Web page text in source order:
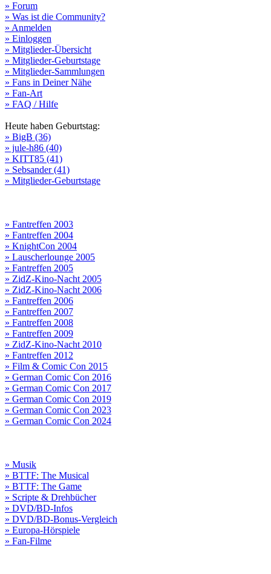
» Forum
» Was ist die Community?
» Anmelden
» Einloggen
» Mitglieder-Übersicht
» Mitglieder-Geburtstage
» Mitglieder-Sammlungen
» Fans in Deiner Nähe
» Fan-Art
» FAQ / Hilfe
Heute haben Geburtstag:
» BigB (36)
» jule-h86 (40)
» KITT85 (41)
» Sebsander (41)
» Mitglieder-Geburtstage
» Fantreffen 2003
» Fantreffen 2004
» KnightCon 2004
» Lauscherlounge 2005
» Fantreffen 2005
» ZidZ-Kino-Nacht 2005
» ZidZ-Kino-Nacht 2006
» Fantreffen 2006
» Fantreffen 2007
» Fantreffen 2008
» Fantreffen 2009
» ZidZ-Kino-Nacht 2010
» Fantreffen 2012
» Film & Comic Con 2015
» German Comic Con 2016
» German Comic Con 2017
» German Comic Con 2019
» German Comic Con 2023
» German Comic Con 2024
» Musik
» BTTF: The Musical
» BTTF: The Game
» Scripte & Drehbücher
» DVD/BD-Infos
» DVD/BD-Bonus-Vergleich
» Europa-Hörspiele
» Fan-Filme